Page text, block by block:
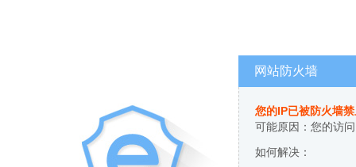
网站防火墙
您的IP已被防火墙
可能原因：您的访
如何解决：